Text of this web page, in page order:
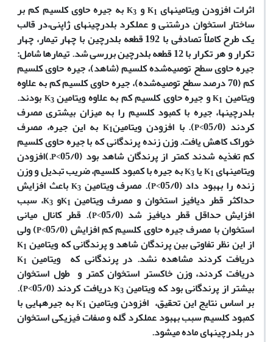
اثرات افزودن ویتامین­های1
K و 3
Kبه جیرهحاویکلسیم کم بر
ساختار استخوان درشت­نی و عملکرد بلدرچین­های ژاپنی،در قالب
یک طرح کاملاً تصادفی با 192 قطعه بلدرچین با چهار تیمار، چهار
تکرار و هر تکرار با 12 قطعه بلدرچین بررسی شد. تیمارها شامل:
جیره حاوی سطح توصیه­شده کلسیم (شاهد)،­ جیره حاوی کلسیم
کم (70 درصد سطح توصیه
­شده)، جیره حاوی کلسیم کم به علاوه
ویتامین 1
Kو جیره حاوی کلسیم کم به علاوه ویتامین3
K بودند.
بلدرچین­ها،جیره با کمبود کلسیم را به میزان بیشتری مصرف
کردند (05/0
P<
)
.با افزودن ویتامین1
K به این جیره، مصرف
خوراک کاهش یافت.وزن زنده پرندگانی که با جیرهحاوی کلسیم
کم تغذیه شدند کمتر از پرندگان شاهد بود (05/0
P<
.)افزودن
ویتامین­های1
K یا3
K به جیره با کمبود کلسیم، ضریب تبدیل و وزن
زنده را بهبود داد (05/0
P<). مصرف ویتامین 3
Kباعث افزایش
حداکثر قطر دیافیز استخوان و مصرف ویتامین1
Kو 3
K، سبب
افزایش حداقل قطر دیافیز شد (05/0
P<). قطر کانال میانی
استخوان با مصرف جیره حاوی کلسیم کم افزایش (05/0
P<) ولی
از این نظر تفاوتی بین پرندگان شاهد و پرندگانی که ویتامین ­1
K
دریافت کردند مشاهده نشد. در پرندگانی که ویتامین 1
K
دریافت کردند، وزن خاکستر استخوان کمتر و طول استخوان
بیشتر از پرندگانی بود که ویتامین3
K دریافت کردند (05/0 P<
).
بر اساس نتایج این تحقیق، افزودن ویتامین 1
K به جیره­هایی با
کمبود کلسیم سبب بهبود عملکرد گله و صفات فیزیکی استخوان
در بلدرچین­های ماده می­شود.